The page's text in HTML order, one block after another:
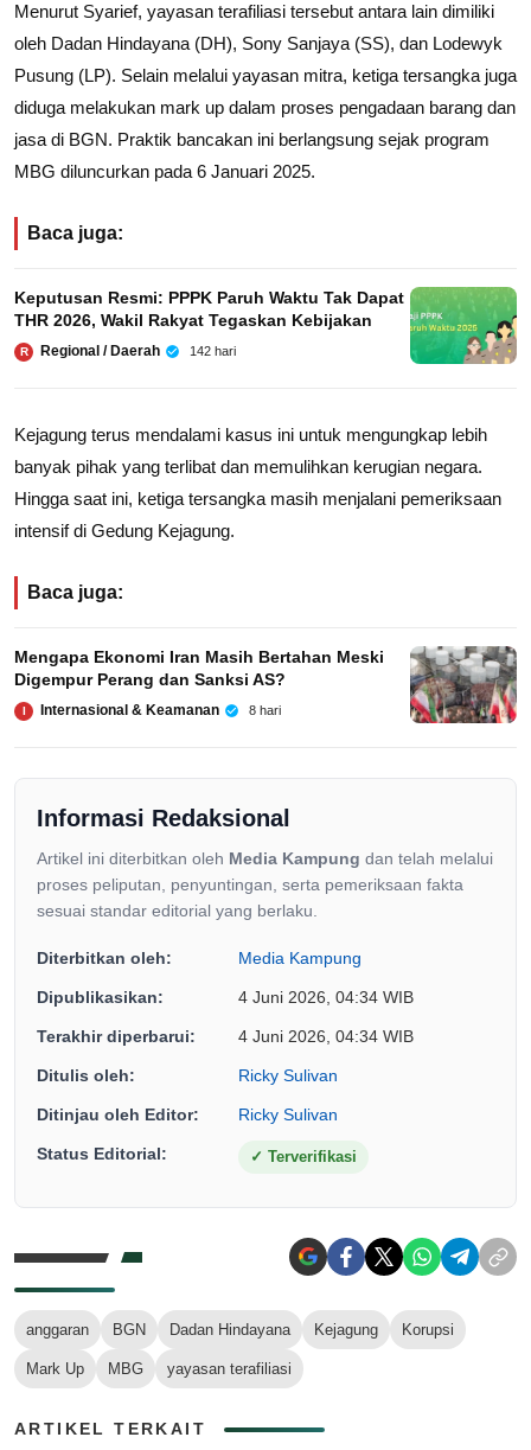
Menurut Syarief, yayasan terafiliasi tersebut antara lain dimiliki
oleh Dadan Hindayana (DH), Sony Sanjaya (SS), dan Lodewyk
Pusung (LP). Selain melalui yayasan mitra, ketiga tersangka juga
diduga melakukan mark up dalam proses pengadaan barang dan
jasa di BGN. Praktik bancakan ini berlangsung sejak program
MBG diluncurkan pada 6 Januari 2025.
Baca juga:
Keputusan Resmi: PPPK Paruh Waktu Tak Dapat
THR 2026, Wakil Rakyat Tegaskan Kebijakan
R Regional / Daerah 142 hari
Kejagung terus mendalami kasus ini untuk mengungkap lebih
banyak pihak yang terlibat dan memulihkan kerugian negara.
Hingga saat ini, ketiga tersangka masih menjalani pemeriksaan
intensif di Gedung Kejagung.
Baca juga:
Mengapa Ekonomi Iran Masih Bertahan Meski
Digempur Perang dan Sanksi AS?
I Internasional & Keamanan 8 hari
Informasi Redaksional
Artikel ini diterbitkan oleh Media Kampung dan telah melalui
proses peliputan, penyuntingan, serta pemeriksaan fakta
sesuai standar editorial yang berlaku.
Diterbitkan oleh: Media Kampung
Dipublikasikan: 4 Juni 2026, 04:34 WIB
Terakhir diperbarui: 4 Juni 2026, 04:34 WIB
Ditulis oleh: Ricky Sulivan
Ditinjau oleh Editor: Ricky Sulivan
Status Editorial: ✓ Terverifikasi
anggaran BGN Dadan Hindayana Kejagung Korupsi
Mark Up MBG yayasan terafiliasi
ARTIKEL TERKAIT